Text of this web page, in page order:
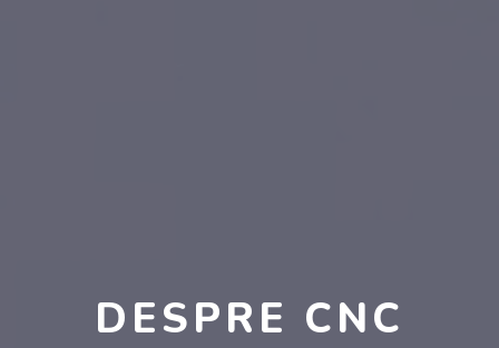
DESPRE CNC